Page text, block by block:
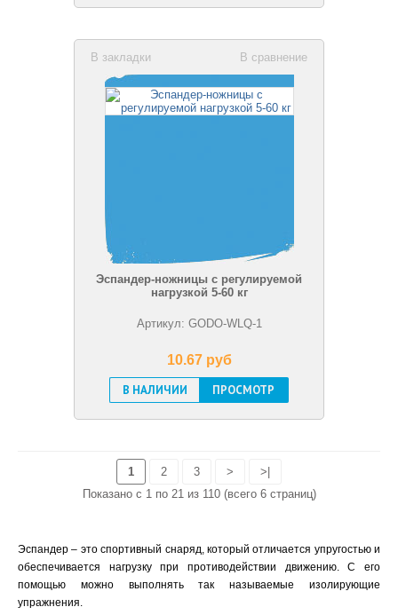
В сравнение
В закладки
Эспандер-ножницы с регулируемой
нагрузкой 5-60 кг
Артикул: GODO-WLQ-1
10.67 pуб
В НАЛИЧИИ
ПРОСМОТР
1 2 3 >
>|
Показано с 1 по 21 из 110 (всего 6 страниц)
Эспандер – это спортивный снаряд, который отличается упругостью и
обеспечивается нагрузку при противодействии движению. С его
помощью можно выполнять так называемые изолирующие
упражнения.